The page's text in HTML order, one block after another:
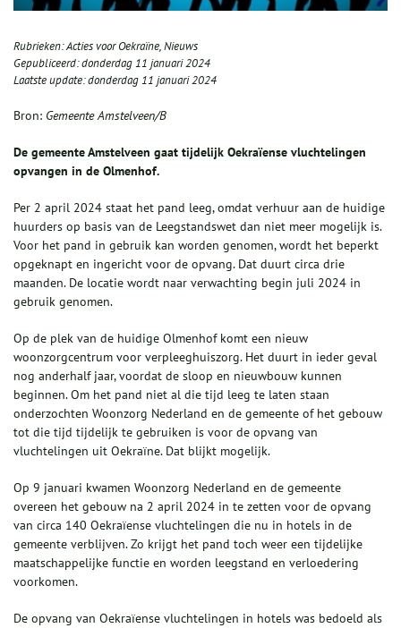
Rubrieken:Acties voor Oekraïne,Nieuws
Gepubliceerd:donderdag 11 januari 2024
Laatste update:donderdag 11 januari 2024
Bron: Gemeente Amstelveen/B
De gemeente Amstelveen gaat tijdelijk Oekraïense vluchtelingen
opvangen in de Olmenhof.
Per 2 april 2024 staat het pand leeg, omdat verhuur aan de huidige
huurders op basis van de Leegstandswet dan niet meer mogelijk is.
Voor het pand in gebruik kan worden genomen, wordt het beperkt
opgeknapt en ingericht voor de opvang. Dat duurt circa drie
maanden. De locatie wordt naar verwachting begin juli 2024 in
gebruik genomen.
Op de plek van de huidige Olmenhof komt een nieuw
woonzorgcentrum voor verpleeghuiszorg. Het duurt in ieder geval
nog anderhalf jaar, voordat de sloop en nieuwbouw kunnen
beginnen. Om het pand niet al die tijd leeg te laten staan
onderzochten Woonzorg Nederland en de gemeente of het gebouw
tot die tijd tijdelijk te gebruiken is voor de opvang van
vluchtelingen uit Oekraïne. Dat blijkt mogelijk.
Op 9 januari kwamen Woonzorg Nederland en de gemeente
overeen het gebouw na 2 april 2024 in te zetten voor de opvang
van circa 140 Oekraïense vluchtelingen die nu in hotels in de
gemeente verblijven. Zo krijgt het pand toch weer een tijdelijke
maatschappelijke functie en worden leegstand en verloedering
voorkomen.
De opvang van Oekraïense vluchtelingen in hotels was bedoeld als